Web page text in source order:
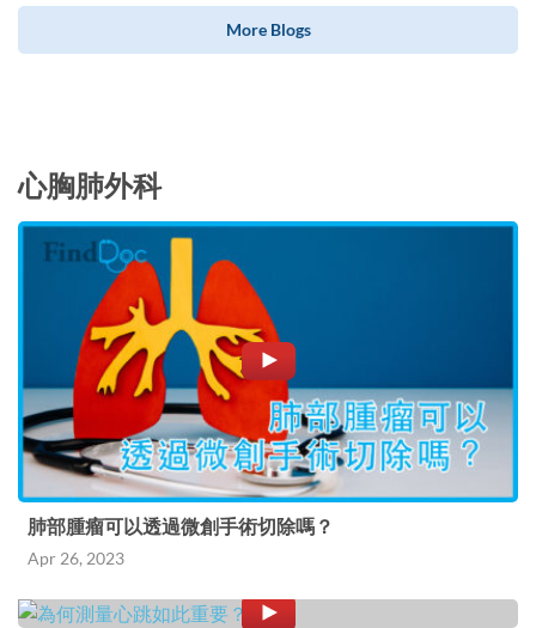
More Blogs
心胸肺外科
肺部腫瘤可以透過微創手術切除嗎？
Apr 26, 2023